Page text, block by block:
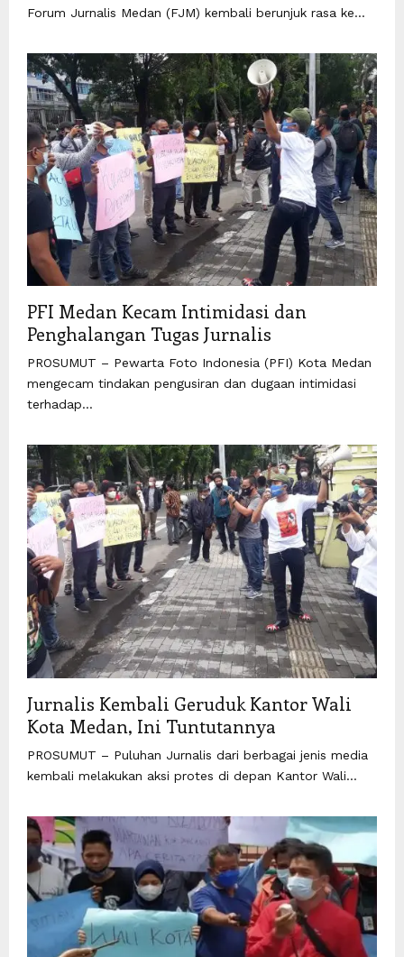
Forum Jurnalis Medan (FJM) kembali berunjuk rasa ke...
PFI Medan Kecam Intimidasi dan
Penghalangan Tugas Jurnalis
PROSUMUT – Pewarta Foto Indonesia (PFI) Kota Medan
mengecam tindakan pengusiran dan dugaan intimidasi
terhadap...
Jurnalis Kembali Geruduk Kantor Wali
Kota Medan, Ini Tuntutannya
PROSUMUT – Puluhan Jurnalis dari berbagai jenis media
kembali melakukan aksi protes di depan Kantor Wali...